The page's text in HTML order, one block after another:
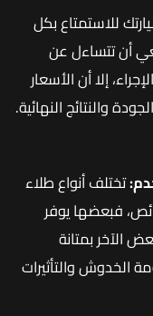
للاستمتاع بكل
أن تتساءل عن
إلا أن الأسعار
والنتائج النهائية.
تختلف أنواع طلاء
فبعضها يوفر
الآخر بمتانة
والتأثيرات